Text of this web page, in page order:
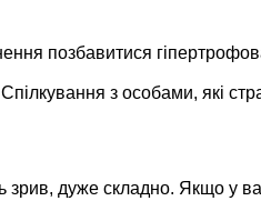
позбавитися
з особами, які
дуже складно. Якщо у